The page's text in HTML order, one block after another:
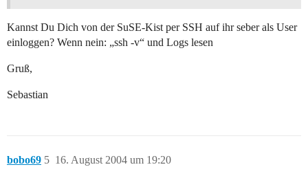
Kannst Du Dich von der SuSE-Kist per SSH auf ihr seber als User
einloggen? Wenn nein: „ssh -v“ und Logs lesen
Gruß,
Sebastian
bobo69 16. August 2004 um 19:20
5